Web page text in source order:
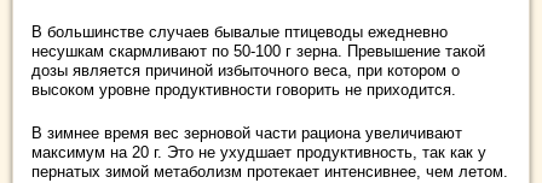
В большинстве случаев бывалые птицеводы ежедневно
несушкам скармливают по 50-100 г зерна. Превышение такой
дозы является причиной избыточного веса, при котором о
высоком уровне продуктивности говорить не приходится.
В зимнее время вес зерновой части рациона увеличивают
максимум на 20 г. Это не ухудшает продуктивность, так как у
пернатых зимой метаболизм протекает интенсивнее, чем летом.